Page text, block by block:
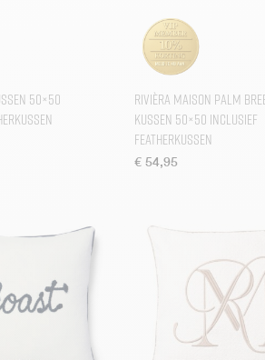
50×50
Rivièra Maison Palm
Kussen 50×50 inclusief
Featherkussen
€ 54,95